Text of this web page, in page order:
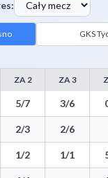
GKS
Field Goals,
ZA 2 ZA 3
5/7 3/6
2/3 2/6
1/2 1/1